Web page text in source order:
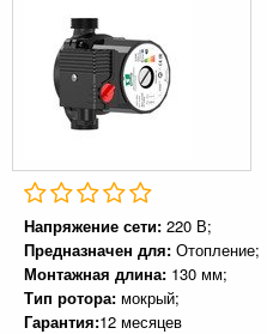
Напряжение сети: 220 В;
Предназначен для: Отопление;
Монтажная длина: 130 мм;
Тип ротора: мокрый;
Гарантия:12 месяцев